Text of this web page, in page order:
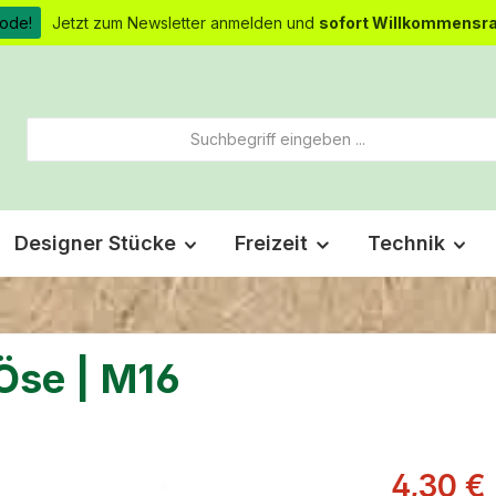
Jetzt zum Newsletter anmelden und sofort
Designer Stücke Freizeit Technik
| M16
4,30 €